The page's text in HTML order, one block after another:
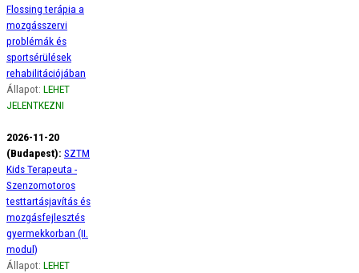
Flossing terápia a
mozgásszervi
problémák és
sportsérülések
rehabilitációjában
Állapot: LEHET
JELENTKEZNI
2026-11-20
(Budapest): SZTM
Kids Terapeuta -
Szenzomotoros
testtartásjavítás és
mozgásfejlesztés
gyermekkorban (II.
modul)
Állapot: LEHET